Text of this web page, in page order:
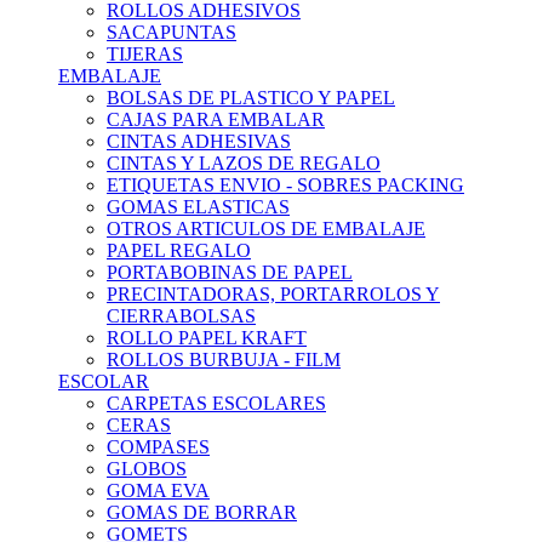
ROLLOS ADHESIVOS
SACAPUNTAS
TIJERAS
EMBALAJE
BOLSAS DE PLASTICO Y PAPEL
CAJAS PARA EMBALAR
CINTAS ADHESIVAS
CINTAS Y LAZOS DE REGALO
ETIQUETAS ENVIO - SOBRES PACKING
GOMAS ELASTICAS
OTROS ARTICULOS DE EMBALAJE
PAPEL REGALO
PORTABOBINAS DE PAPEL
PRECINTADORAS, PORTARROLOS Y
CIERRABOLSAS
ROLLO PAPEL KRAFT
ROLLOS BURBUJA - FILM
ESCOLAR
CARPETAS ESCOLARES
CERAS
COMPASES
GLOBOS
GOMA EVA
GOMAS DE BORRAR
GOMETS